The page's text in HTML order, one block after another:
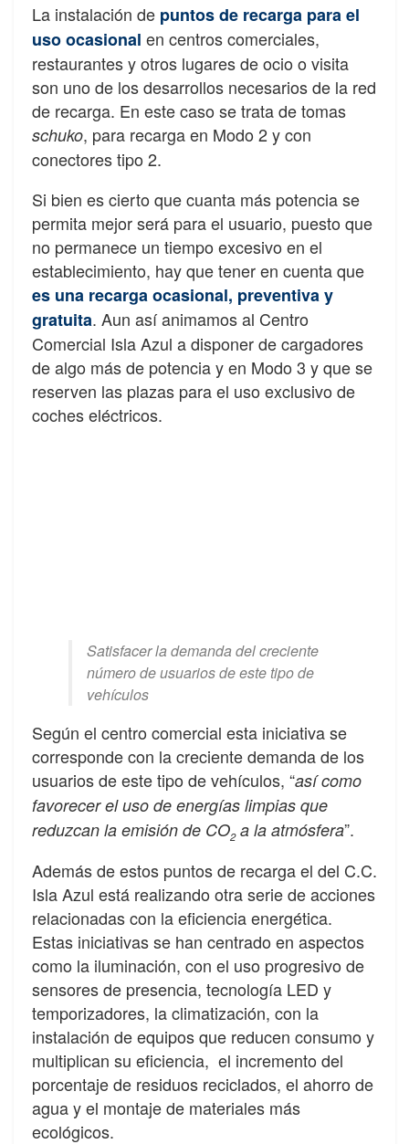
La instalación de puntos de recarga para el
uso ocasional en centros comerciales,
restaurantes y otros lugares de ocio o visita
son uno de los desarrollos necesarios de la red
de recarga. En este caso se trata de tomas
schuko, para recarga en Modo 2 y con
conectores tipo 2.
Si bien es cierto que cuanta más potencia se
permita mejor será para el usuario, puesto que
no permanece un tiempo excesivo en el
establecimiento, hay que tener en cuenta que
es una recarga ocasional, preventiva y
gratuita. Aun así animamos al Centro
Comercial Isla Azul a disponer de cargadores
de algo más de potencia y en Modo 3 y que se
reserven las plazas para el uso exclusivo de
coches eléctricos.
Satisfacer la demanda del creciente
número de usuarios de este tipo de
vehículos
Según el centro comercial esta iniciativa se
corresponde con la creciente demanda de los
usuarios de este tipo de vehículos, “así como
favorecer el uso de energías limpias que
reduzcan la emisión de CO2a la atmósfera”.
Además de estos puntos de recarga el del C.C.
Isla Azul está realizando otra serie de acciones
relacionadas con la eficiencia energética.
Estas iniciativas se han centrado en aspectos
como la iluminación, con el uso progresivo de
sensores de presencia, tecnología LED y
temporizadores, la climatización, con la
instalación de equipos que reducen consumo y
multiplican su eficiencia, el incremento del
porcentaje de residuos reciclados, el ahorro de
agua y el montaje de materiales más
ecológicos.